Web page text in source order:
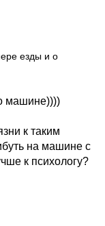
езды и о
машине))))
к таким
на машине с
к психологу?